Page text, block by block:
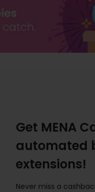
Get MENA
automated
extensions!
Never miss a